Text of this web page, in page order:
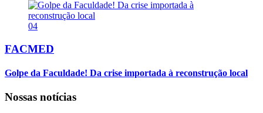
04
FACMED
Golpe da Faculdade! Da crise importada à reconstrução local
Nossas notícias